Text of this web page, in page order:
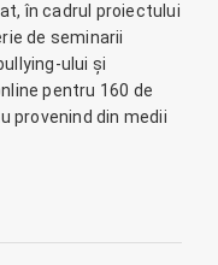
în cadrul proiectului
de seminarii
ului și
pentru 160 de
provenind din medii